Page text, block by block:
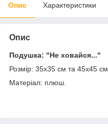
Опис Характеристики
Опис
Подушка: "Не ховайся..."
Розмір: 35х35 см та 45х45 см.
Матеріал: плюш.